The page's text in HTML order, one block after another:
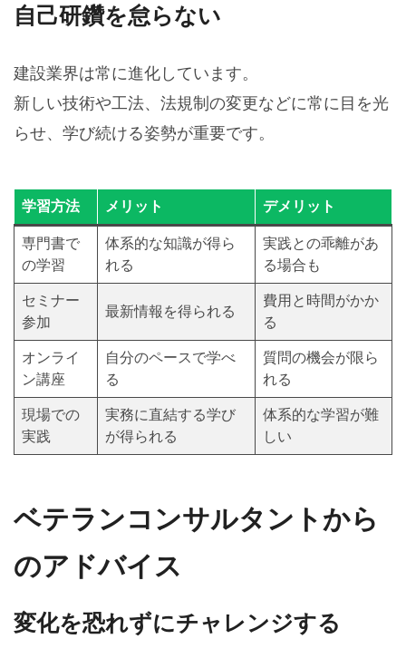
自己研鑽を怠らない
建設業界は常に進化しています。
新しい技術や工法、法規制の変更などに常に目を光
らせ、学び続ける姿勢が重要です。
学習方法 メリット
デメリット
専門書で
の学習
体系的な知識が得ら
れる
実践との乖離があ
る場合も
セミナー
参加
最新情報を得られる
費用と時間がかか
る
オンライ
ン講座
自分のペースで学べ
る
質問の機会が限ら
れる
現場での
実践
実務に直結する学び
が得られる
体系的な学習が難
しい
ベテランコンサルタントから
のアドバイス
変化を恐れずにチャレンジする